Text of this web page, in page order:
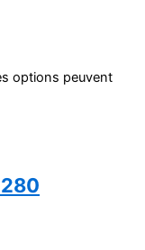
options peuvent